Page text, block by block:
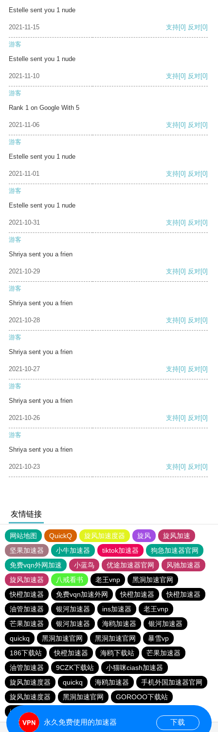
Estelle sent you 1 nude
2021-11-15 支持[0] 反对[0]
游客
Estelle sent you 1 nude
2021-11-10 支持[0] 反对[0]
游客
Rank 1 on Google With 5
2021-11-06 支持[0] 反对[0]
游客
Estelle sent you 1 nude
2021-11-01 支持[0] 反对[0]
游客
Estelle sent you 1 nude
2021-10-31 支持[0] 反对[0]
游客
Shriya sent you a frien
2021-10-29 支持[0] 反对[0]
游客
Shriya sent you a frien
2021-10-28 支持[0] 反对[0]
游客
Shriya sent you a frien
2021-10-27 支持[0] 反对[0]
游客
Shriya sent you a frien
2021-10-26 支持[0] 反对[0]
游客
Shriya sent you a frien
2021-10-23 支持[0] 反对[0]
友情链接
网站地图 QuickQ 旋风加速度器 旋风
旋风加速
坚果加速器
小牛加速器 tiktok加速器
狗急加速器官网
免费vqn外网加速
小蓝鸟 优途加速器官网
风驰加速器
旋风加速器
八戒看书 老王vnp
黑洞加速官网
快橙加速器
免费vqn加速外网 快橙加速器
快橙加速器
油管加速器
银河加速器 ins加速器
老王vnp
芒果加速器
银河加速器 海鸥加速器
银河加速器
quickq
黑洞加速官网 黑洞加速官网
暴雪vp
186下载站
快橙加速器 海鸥下载站
芒果加速器
油管加速器
9CZK下载站
小猫咪ciash加速器
旋风加速度器
quickq 海鸥加速器
手机外国加速器官网
旋风加速度器
黑洞加速官网
GOROOO下载站
ins加速器
永久免费使用的加速器 下载